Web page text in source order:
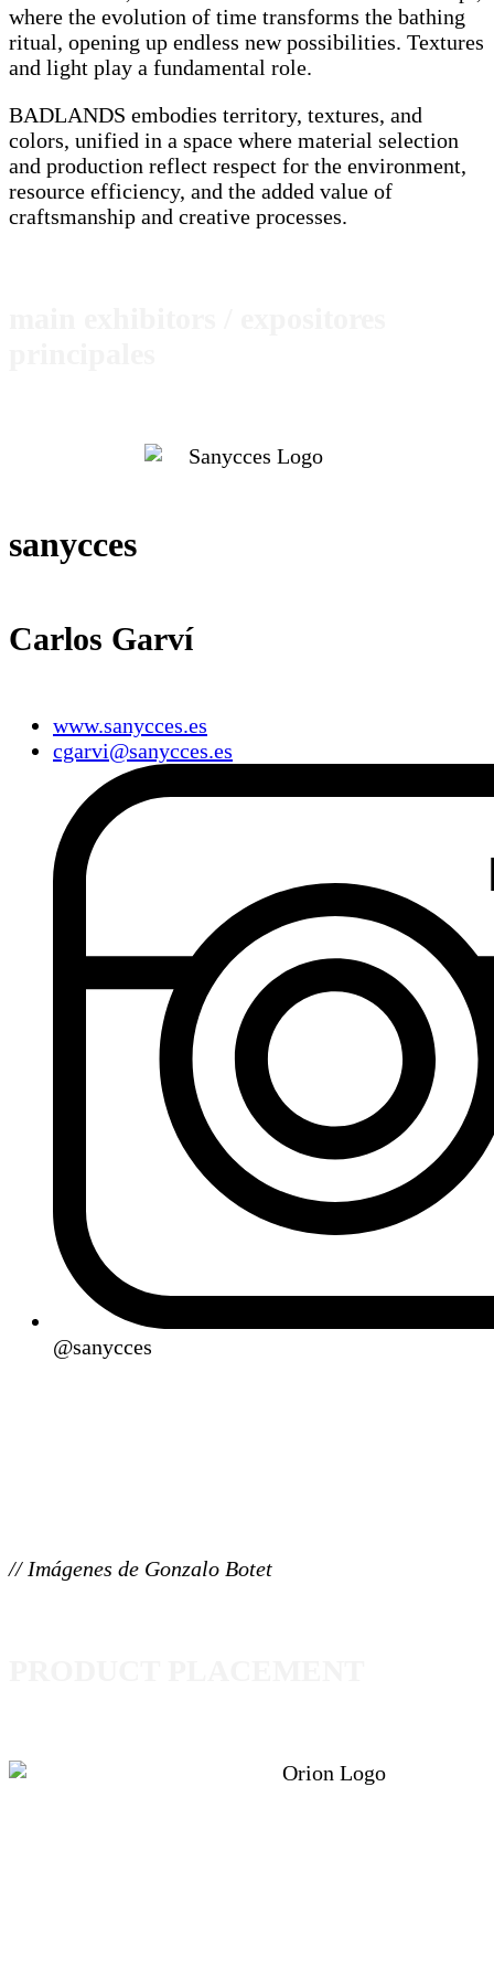
where the evolution of time transforms the bathing
ritual, opening up endless new possibilities. Textures
and light play a fundamental role.
BADLANDS embodies territory, textures, and
colors, unified in a space where material selection
and production reflect respect for the environment,
resource efficiency, and the added value of
craftsmanship and creative processes.
sanycces
Carlos Garví
www.sanycces.es
cgarvi@sanycces.es
@sanycces
// Imágenes de Gonzalo Botet